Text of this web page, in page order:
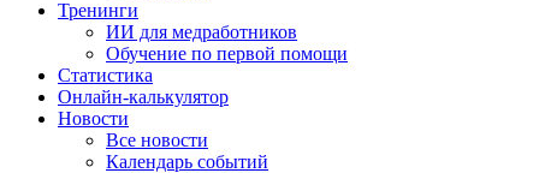
Тренинги
ИИ для медработников
Обучение по первой помощи
Статистика
Онлайн-калькулятор
Новости
Все новости
Календарь событий